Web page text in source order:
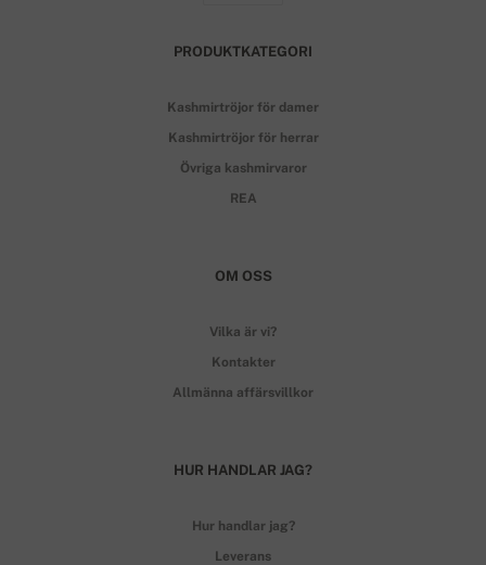
PRODUKTKATEGORI
Kashmirtröjor för damer
Kashmirtröjor för herrar
Övriga kashmirvaror
REA
OM OSS
Vilka är vi?
Kontakter
Allmänna affärsvillkor
HUR HANDLAR JAG?
Hur handlar jag?
Leverans